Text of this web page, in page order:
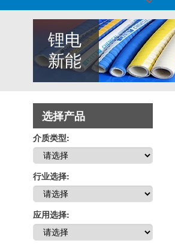
锂电
新能
选择产品
介质类型:
行业选择:
应用选择: